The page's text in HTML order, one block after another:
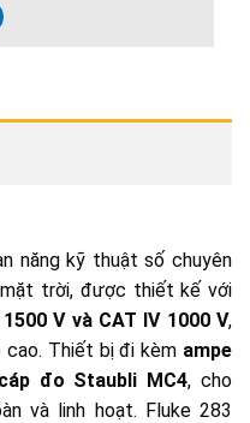
năng kỹ thuật số chuyên
trời, được thiết kế với
V và CAT IV 1000 V,
cao. Thiết bị đi kèm ampe
đo Staubli MC4, cho
và linh hoạt. Fluke 283